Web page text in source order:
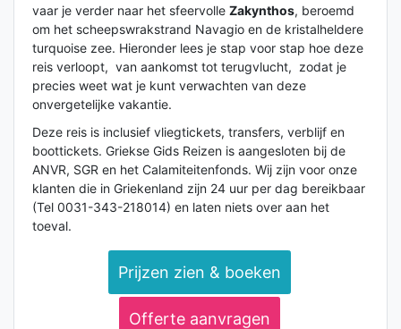
vaar je verder naar het sfeervolle Zakynthos, beroemd
om het scheepswrakstrand Navagio en de kristalheldere
turquoise zee. Hieronder lees je stap voor stap hoe deze
reis verloopt, van aankomst tot terugvlucht, zodat je
precies weet wat je kunt verwachten van deze
onvergetelijke vakantie.
Deze reis is inclusief vliegtickets, transfers, verblijf en
boottickets. Griekse Gids Reizen is aangesloten bij de
ANVR, SGR en het Calamiteitenfonds. Wij zijn voor onze
klanten die in Griekenland zijn 24 uur per dag bereikbaar
(Tel 0031-343-218014) en laten niets over aan het
toeval.
Prijzen zien & boeken
Offerte aanvragen